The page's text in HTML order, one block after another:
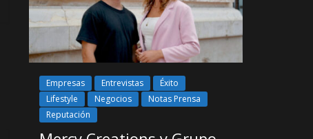
Empresas Entrevistas
Éxito
Lifestyle
Negocios
Notas Prensa
Reputación